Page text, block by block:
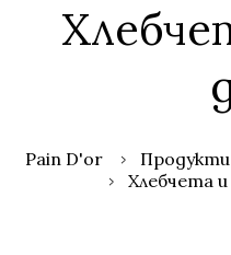
Pain D'or Продукти
Хлебчета